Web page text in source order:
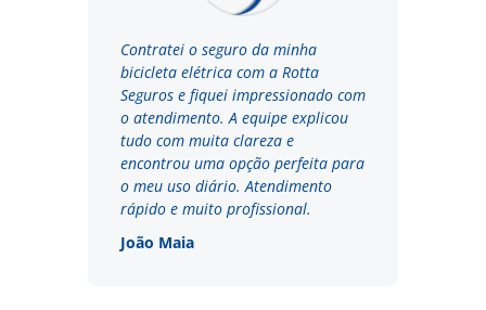
Contratei o seguro da minha
bicicleta elétrica com a Rotta
Seguros e fiquei impressionado com
o atendimento. A equipe explicou
tudo com muita clareza e
encontrou uma opção perfeita para
o meu uso diário. Atendimento
rápido e muito profissional.
João Maia